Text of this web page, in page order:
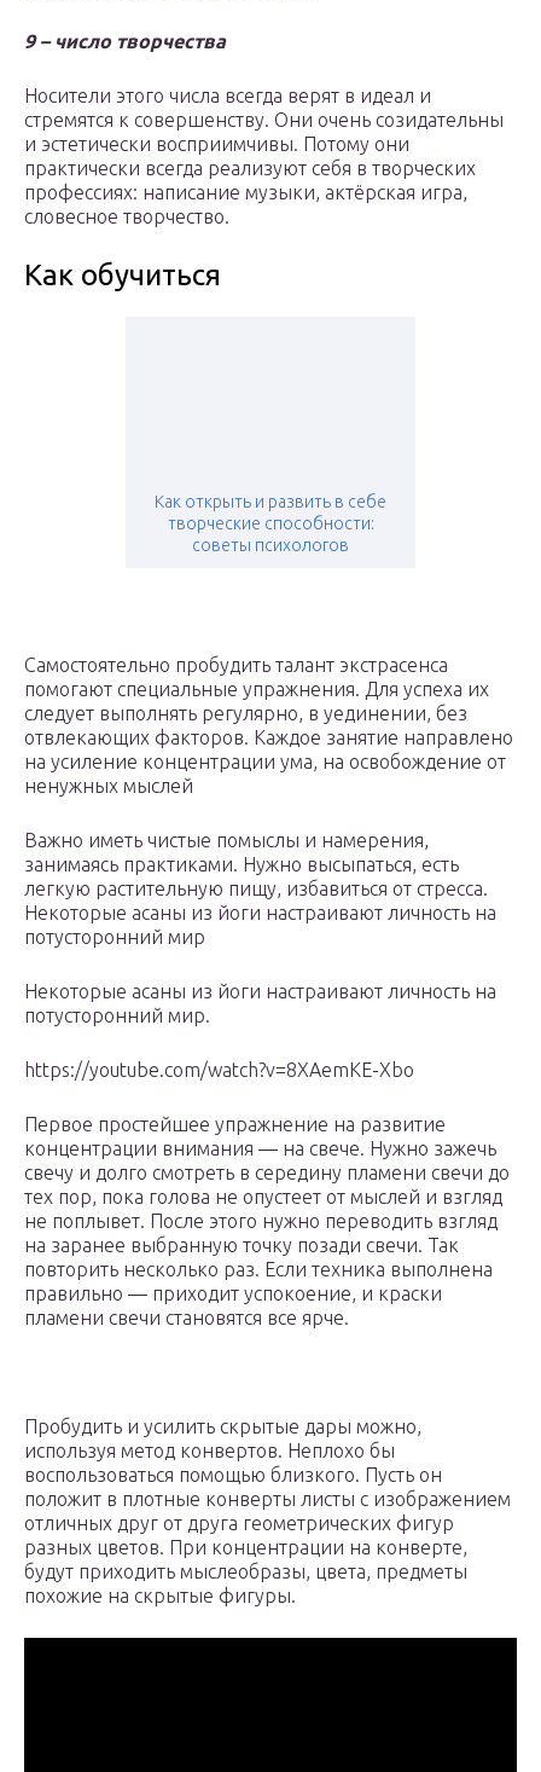
9 – число творчества
Носители этого числа всегда верят в идеал и
стремятся к совершенству. Они очень созидательны
и эстетически восприимчивы. Потому они
практически всегда реализуют себя в творческих
профессиях: написание музыки, актёрская игра,
словесное творчество.
Как обучиться
Как открыть и развить в себе
творческие способности:
советы психологов
Самостоятельно пробудить талант экстрасенса
помогают специальные упражнения. Для успеха их
следует выполнять регулярно, в уединении, без
отвлекающих факторов. Каждое занятие направлено
на усиление концентрации ума, на освобождение от
ненужных мыслей
Важно иметь чистые помыслы и намерения,
занимаясь практиками. Нужно высыпаться, есть
легкую растительную пищу, избавиться от стресса.
Некоторые асаны из йоги настраивают личность на
потусторонний мир
Некоторые асаны из йоги настраивают личность на
потусторонний мир.
https://youtube.com/watch?v=8XAemKE-Xbo
Первое простейшее упражнение на развитие
концентрации внимания — на свече. Нужно зажечь
свечу и долго смотреть в середину пламени свечи до
тех пор, пока голова не опустеет от мыслей и взгляд
не поплывет. После этого нужно переводить взгляд
на заранее выбранную точку позади свечи. Так
повторить несколько раз. Если техника выполнена
правильно — приходит успокоение, и краски
пламени свечи становятся все ярче.
Пробудить и усилить скрытые дары можно,
используя метод конвертов. Неплохо бы
воспользоваться помощью близкого. Пусть он
положит в плотные конверты листы с изображением
отличных друг от друга геометрических фигур
разных цветов. При концентрации на конверте,
будут приходить мыслеобразы, цвета, предметы
похожие на скрытые фигуры.